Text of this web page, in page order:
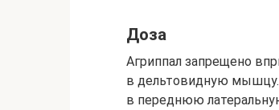
Доза
Агриппал запрещено
в дельтовидную
в переднюю